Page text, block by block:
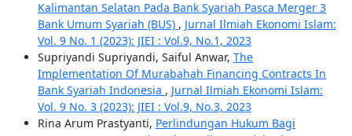
Kalimantan Selatan Pada Bank Syariah Pasca Merger 3
Bank Umum Syariah (BUS) , Jurnal Ilmiah Ekonomi Islam:
Vol. 9 No. 1 (2023): JIEI : Vol.9, No.1, 2023
Supriyandi Supriyandi, Saiful Anwar, The
Implementation Of Murabahah Financing Contracts In
Bank Syariah Indonesia , Jurnal Ilmiah Ekonomi Islam:
Vol. 9 No. 3 (2023): JIEI : Vol.9, No.3, 2023
Rina Arum Prastyanti, Perlindungan Hukum Bagi